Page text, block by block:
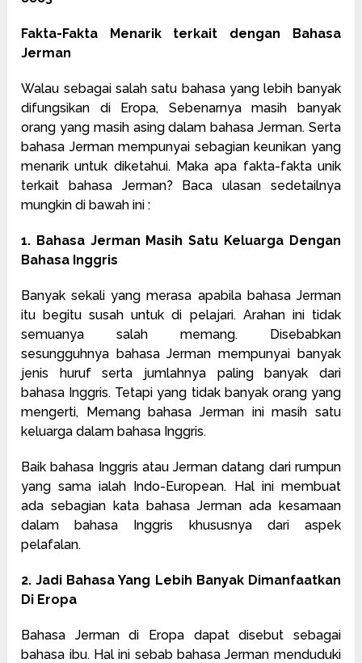
Fakta-Fakta Menarik terkait dengan Bahasa
Jerman
Walau sebagai salah satu bahasa yang lebih banyak
difungsikan di Eropa, Sebenarnya masih banyak
orang yang masih asing dalam bahasa Jerman. Serta
bahasa Jerman mempunyai sebagian keunikan yang
menarik untuk diketahui. Maka apa fakta-fakta unik
terkait bahasa Jerman? Baca ulasan sedetailnya
mungkin di bawah ini :
1. Bahasa Jerman Masih Satu Keluarga Dengan
Bahasa Inggris
Banyak sekali yang merasa apabila bahasa Jerman
itu begitu susah untuk di pelajari. Arahan ini tidak
semuanya salah memang. Disebabkan
sesungguhnya bahasa Jerman mempunyai banyak
jenis huruf serta jumlahnya paling banyak dari
bahasa Inggris. Tetapi yang tidak banyak orang yang
mengerti, Memang bahasa Jerman ini masih satu
keluarga dalam bahasa Inggris.
Baik bahasa Inggris atau Jerman datang dari rumpun
yang sama ialah Indo-European. Hal ini membuat
ada sebagian kata bahasa Jerman ada kesamaan
dalam bahasa Inggris khususnya dari aspek
pelafalan.
2. Jadi Bahasa Yang Lebih Banyak Dimanfaatkan
Di Eropa
Bahasa Jerman di Eropa dapat disebut sebagai
bahasa ibu. Hal ini sebab bahasa Jerman menduduki